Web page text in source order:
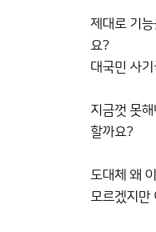
제대로 기
요?
대국민 사
지금껏 못
할까요?
도대체 왜
모르겠지만